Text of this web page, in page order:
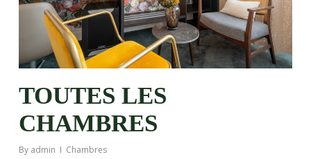
TOUTES LES
CHAMBRES
By admin Chambres